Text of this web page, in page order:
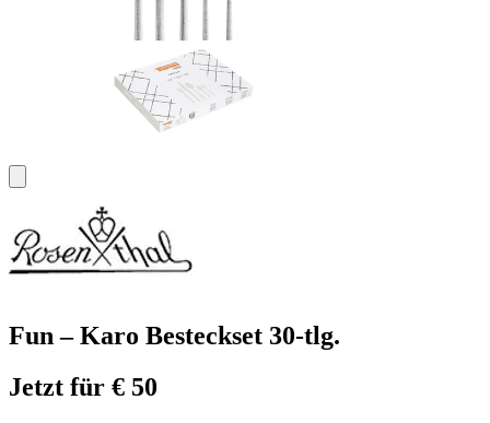
Fun – Karo Besteckset 30-tlg.
Jetzt für € 50